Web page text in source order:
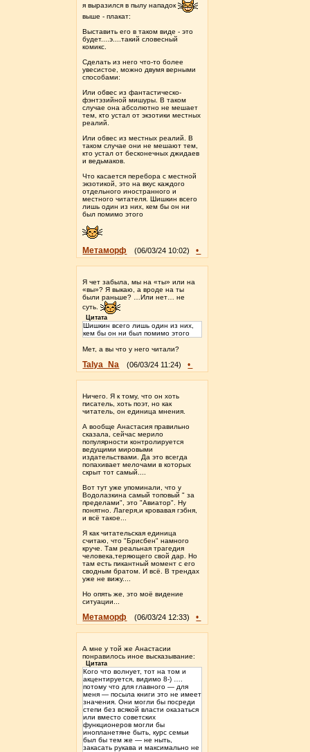
я выразился в пылу нападок
выше - плакат:
Выставить его в таком виде - это
будет....э....такий словесный
комикс.
Сделать из него что-то более
увесистое, можно двумя верными
способами:
Или обвес из фантастическо-
фэнтэзийной мишуры. В таком
случае она абсолютно не мешает
тем, кто устал от экзотики местных
реалий.
Или обвес из местных реалий. В
таком случае они не мешают тем,
кто устал от бесконечных джидаев
и ведьмаков.
Что касается перебора с местной
экзотикой, это на вкус каждого
отдельного иностранного и
местного читателя. Шишкин всего
лишь один из них, кем бы он ни
был помимо этого
Метаморф (06/03/24 10:02) •
Я чет забыла, мы на «ты» или на
«вы»? Я выкаю, а вроде на ты
были раньше? …Или нет… не
суть.
Цитата
Шишкин всего лишь один из них,
кем бы он ни был помимо этого
Мет, а вы что у него читали?
Talya_Na (06/03/24 11:24) •
Ничего. Я к тому, что он хоть
писатель, хоть поэт, но как
читатель, он единица мнения.
А вообще Анастасия правильно
сказала, сейчас мерило
популярности контролируется
ведущими мировыми
издательствами. Да это всегда
попахивает мелочами в которых
скрыт тот самый....
Вот тут уже упоминали, что у
Водолазкина самый топовый " за
пределами", это "Авиатор". Ну
понятно. Лагеря,и кровавая гэбня,
и всё такое...
Я как читательская единица
считаю, что "Брисбен" намного
круче. Там реальная трагедия
человека,теряющего свой дар. Но
там есть пикантный момент с его
сводным братом. И всё. В трендах
уже не вижу....
Но опять же, это моё видение
ситуации...
Метаморф (06/03/24 12:33) •
А мне у той же Анастасии
понравилось иное высказывание:
Цитата
Кого что волнует, тот на том и
акцентируется, видимо 8-) ….
потому что для главного — для
меня — посыла книги это не имеет
значения. Они могли бы посреди
степи без всякой власти оказаться
или вместо советских
функционеров могли бы
инопланетяне быть, курс семьи
был бы тем же — не ныть,
закасать рукава и максимально не